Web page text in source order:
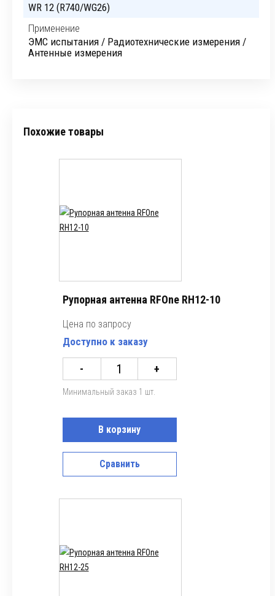
WR 12 (R740/WG26)
Применение
ЭМС испытания / Радиотехнические измерения /
Антенные измерения
Похожие товары
Рупорная антенна RFOne RH12-10
Цена по запросу
Доступно к заказу
- +
Минимальный заказ 1 шт.
В корзину
Сравнить